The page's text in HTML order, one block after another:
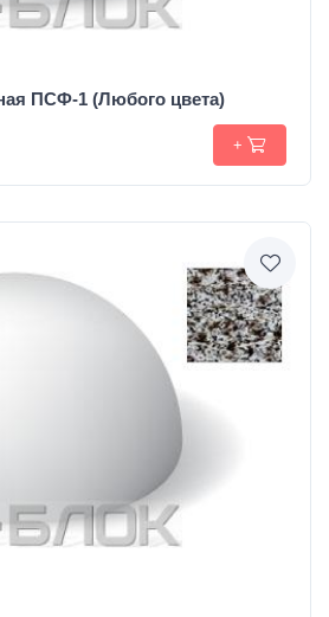
ПСФ-1 (Любого цвета)
+